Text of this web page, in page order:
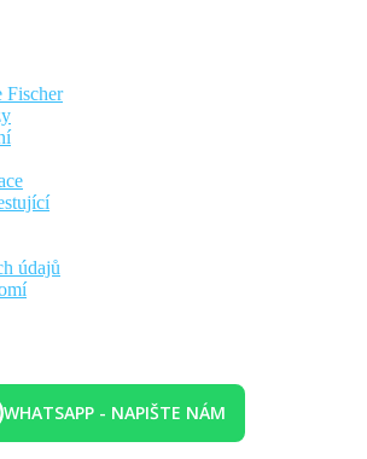
Fischer
údajů
WHATSAPP - NAPIŠTE NÁM